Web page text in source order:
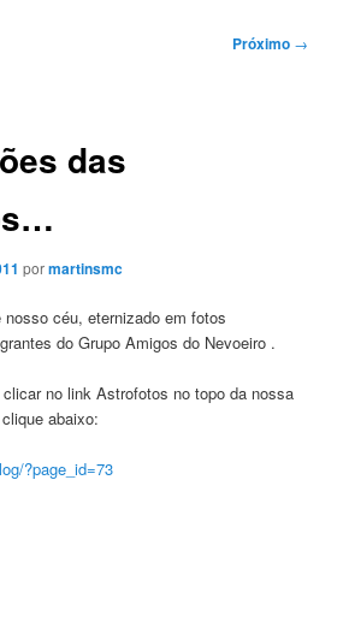
Próximo →
das
pormartinsmc
céu, eternizado em fotos
do Grupo Amigos do Nevoeiro .
no link Astrofotos no topo da nossa
abaixo:
?page_id=73